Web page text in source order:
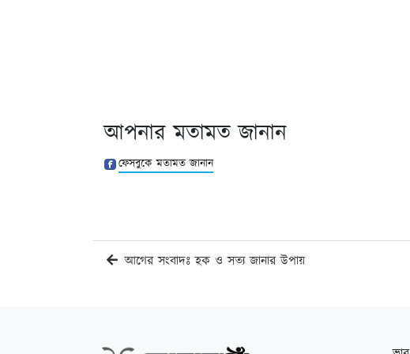
আপনার মতামত জানান
ফেসবুকে মতামত জানান
আগের সংবাদঃ হক ও সত্য জানার উপায়